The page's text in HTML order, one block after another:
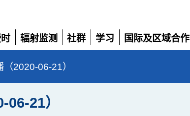
辐射监测
展
开
社群
展
学习
展
国际及区域合作
展
2020-06-21）
21）